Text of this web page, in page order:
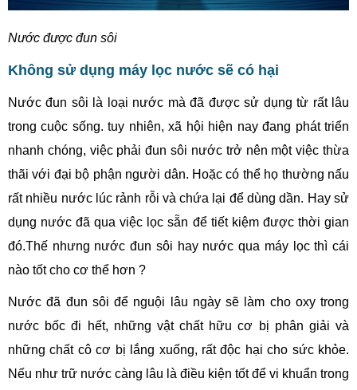
Nước được đun sôi
Không sử dụng máy lọc nước sẽ có hại
Nước đun sôi là loại nước mà đã được sử dụng từ rất lâu
trong cuộc sống. tuy nhiên, xã hội hiện nay đang phát triển
nhanh chóng, việc phải đun sôi nước trở nên một việc thừa
thãi với đại bộ phận người dân. Hoặc có thể họ thường nấu
rất nhiều nước lúc rảnh rỗi và chứa lại để dùng dần. Hay sử
dụng nước đã qua việc lọc sẵn để tiết kiệm được thời gian
đó.Thế nhưng nước đun sôi hay nước qua máy lọc thì cái
nào tốt cho cơ thể hơn ?
Nước đã đun sôi để nguội lâu ngày sẽ làm cho oxy trong
nước bốc đi hết, những vật chất hữu cơ bị phân giải và
những chất cô cơ bị lắng xuống, rất độc hại cho sức khỏe.
Nếu như trữ nước càng lâu là điều kiện tốt để vi khuẩn trong